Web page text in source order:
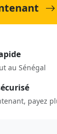
au Sénégal
payez